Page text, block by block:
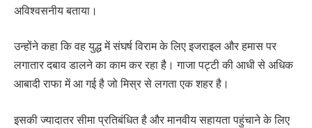
अविश्वसनीय बताया।
उन्होंने कहा कि वह युद्ध में संघर्ष विराम के लिए इजराइल और हमास पर
लगातार दबाव डालने का काम कर रहा है। गाजा पट्टी की आधी से अधिक
आबादी राफा में आ गई है जो मिस्र से लगता एक शहर है।
इसकी ज्यादातर सीमा प्रतिबंधित है और मानवीय सहायता पहुंचाने के लिए